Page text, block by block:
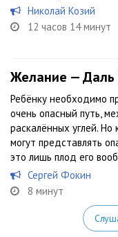
Николай Козий
12 часов 14 минут
Желание — Даль
Ребёнку необходимо
очень опасный путь,
раскалённых углей. Но
могут представлять
это лишь плод его
Сергей Фокин
8 минут